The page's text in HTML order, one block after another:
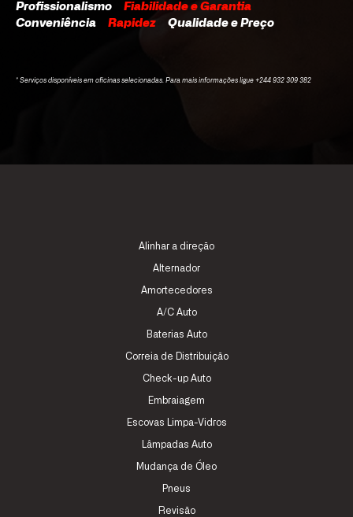
Profissionalismo Fiabilidade e Garantia
Conveniência Rapidez Qualidade e Preço
* Serviços disponíveis em oficinas selecionadas. Para mais informações ligue +244 932 309 382
Alinhar a direção
Alternador
Amortecedores
A/C Auto
Baterias Auto
Correia de Distribuição
Check-up Auto
Embraiagem
Escovas Limpa-Vidros
Lâmpadas Auto
Mudança de Óleo
Pneus
Revisão